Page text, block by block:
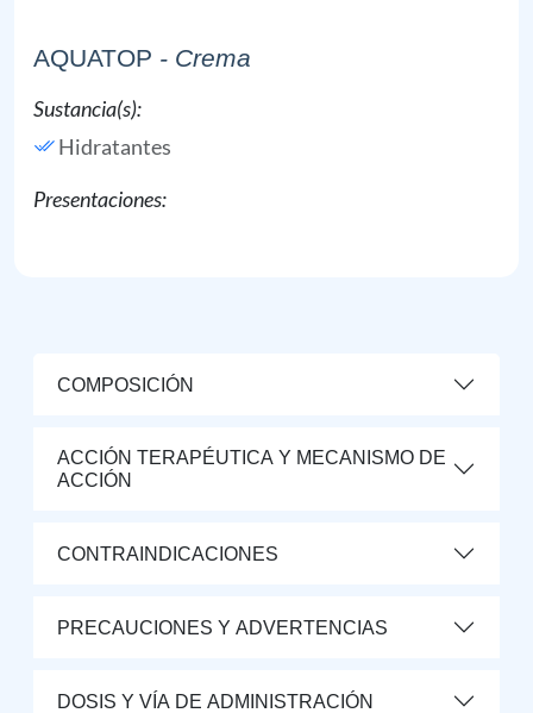
AQUATOP - Crema
Sustancia(s):
Hidratantes
Presentaciones:
COMPOSICIÓN
ACCIÓN TERAPÉUTICA Y MECANISMO DE
ACCIÓN
CONTRAINDICACIONES
PRECAUCIONES Y ADVERTENCIAS
DOSIS Y VÍA DE ADMINISTRACIÓN